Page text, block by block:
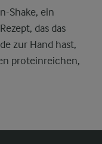
Shake, ein
das das
zur Hand hast,
proteinreichen,